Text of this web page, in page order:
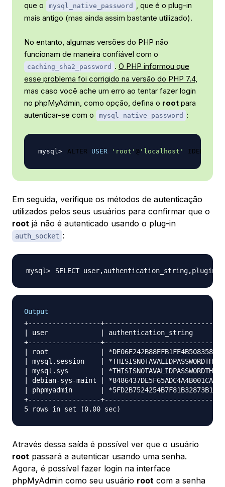
que o
mysql_native_password , que é o plug-in
mais antigo (mas ainda assim bastante utilizado).
No entanto, algumas versões do PHP não
funcionam de maneira confiável com o
caching_sha2_password . O PHP informou que
esse problema foi corrigido na versão do PHP 7.4,
mas caso você ache um erro ao tentar fazer login
no phpMyAdmin, como opção, defina o root para
autenticar-se com o
mysql_native_password :
ALTER USER 'root' @ 'localhost'
Em seguida, verifique os métodos de autenticação
utilizados pelos seus usuários para confirmar que o
root já não é autenticado usando o plug-in
auth_socket :
SELECT
Output
+------------------
| user             | authentication_string
+------------------
| root             |
| mysql.session    |
| mysql.sys        |
| debian-sys-maint |
| phpmyadmin       |
+------------------
Através dessa saída é possível ver que o usuário
root passará a autenticar usando uma senha.
Agora, é possível fazer login na interface
phpMyAdmin como seu usuário root com a senha